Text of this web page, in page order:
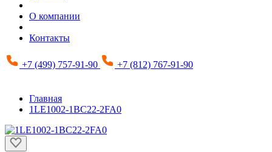
О компании
Контакты
+7 (499) 757-91-90 +7 (812) 767-91-90
Главная
1LE1002-1BC22-2FA0